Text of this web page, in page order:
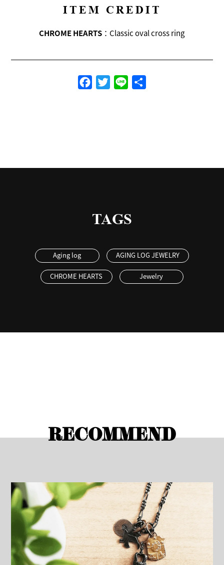
ITEM CREDIT
CHROME HEARTS ：Classic oval cross ring
FacebookTwitterLine
TAGS
Aging log AGING LOG JEWELRY
CHROME HEARTS Jewelry
RECOMMEND